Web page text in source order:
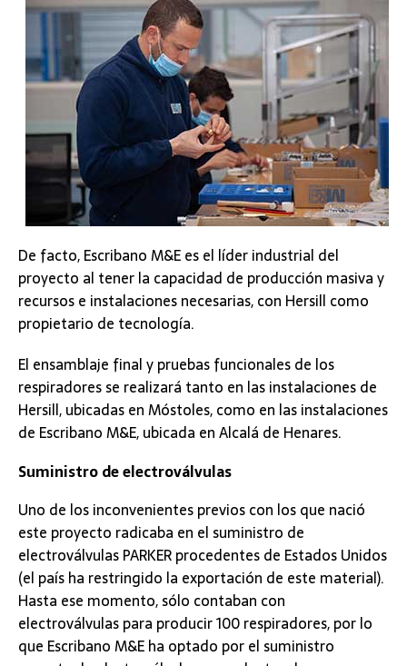
De facto, Escribano M&E es el líder industrial del
proyecto al tener la capacidad de producción masiva y
recursos e instalaciones necesarias, con Hersill como
propietario de tecnología.
El ensamblaje final y pruebas funcionales de los
respiradores se realizará tanto en las instalaciones de
Hersill, ubicadas en Móstoles, como en las instalaciones
de Escribano M&E, ubicada en Alcalá de Henares.
Suministro de electroválvulas
Uno de los inconvenientes previos con los que nació
este proyecto radicaba en el suministro de
electroválvulas PARKER procedentes de Estados Unidos
(el país ha restringido la exportación de este material).
Hasta ese momento, sólo contaban con
electroválvulas para producir 100 respiradores, por lo
que Escribano M&E ha optado por el suministro